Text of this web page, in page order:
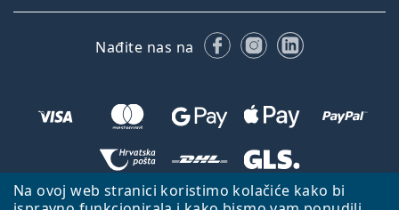
Na ovoj web stranici koristimo kolačiće kako bi
Nađite nas na FacebookuInstagramu
LinkedIn
Natrag na početnu stranicu